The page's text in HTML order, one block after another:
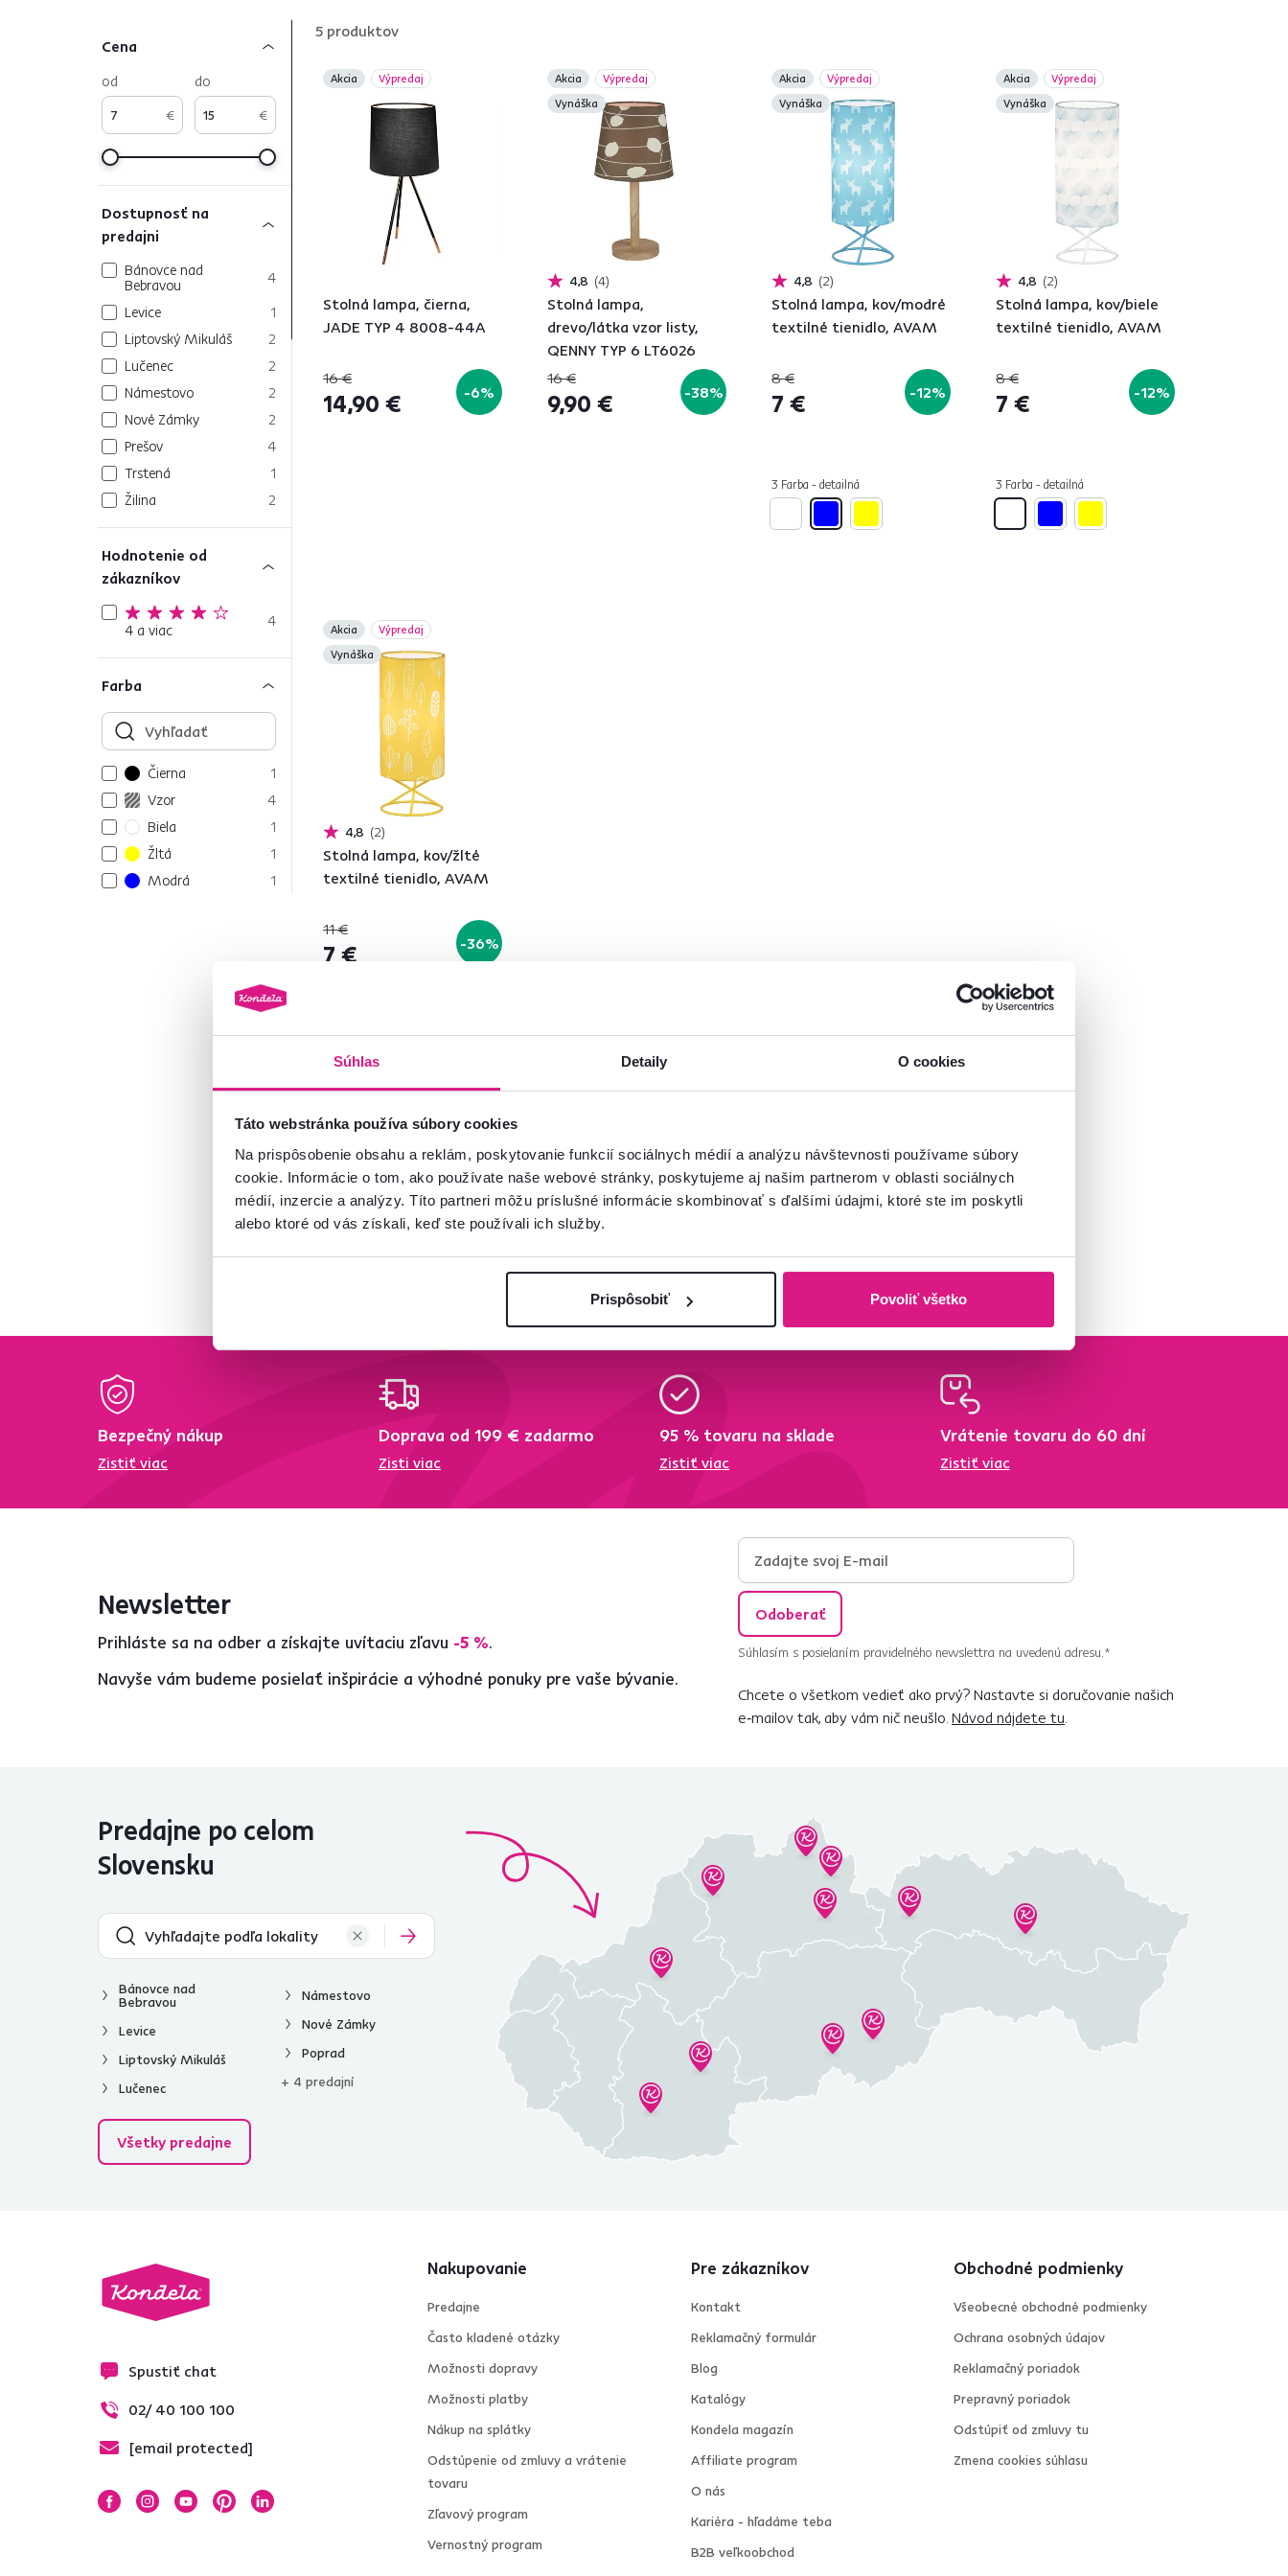
Súhlas Detaily O cookies
Táto webstránka používa súbory cookies
Na prispôsobenie obsahu a reklám, poskytovanie funkcií sociálnych médií a analýzu návštevnosti používame súbory
cookie. Informácie o tom, ako používate naše webové stránky, poskytujeme aj našim partnerom v oblasti sociálnych
médií, inzercie a analýzy. Títo partneri môžu príslušné informácie skombinovať s ďalšími údajmi, ktoré ste im poskytli
alebo ktoré od vás získali, keď ste používali ich služby.
Prispôsobiť Povoliť všetko
Cena
€
od
€
do
Dostupnosť na
predajni
Bánovce nad
Bebravou
4
Levice
1
Liptovský Mikuláš
2
Lučenec
2
Námestovo
2
Nové Zámky
2
Prešov
4
Trstená
1
Žilina
2
Hodnotenie od
zákazníkov
4 a viac 4
Farba
Čierna
1
Vzor
4
Biela
1
Žltá
1
Modrá
1
1
1
Hĺbka (cm)
od
Použitie
Obývacia izba
Detská izba
Jedáleň
Výkon (W)
40W
5 produktov
Akcia Výpredaj
Stolná lampa, čierna,
JADE TYP 4 8008-44A
16 €
14,90 € -6%
Akcia
Výpredaj
Vynáška
4,8 4
Stolná lampa,
drevo/látka vzor listy,
QENNY TYP 6 LT6026
16 €
9,90 € -38%
Akcia
Výpredaj
Vynáška
4,8 2
Stolná lampa, kov/modré
textilné tienidlo, AVAM
8 €
7 € -12%
3 Farba - detailná
Akcia
Výpredaj
Vynáška
4,8 2
Stolná lampa, kov/biele
textilné tienidlo, AVAM
8 €
7 € -12%
3 Farba - detailná
Akcia
Výpredaj
Vynáška
4,8 2
Stolná lampa, kov/žlté
textilné tienidlo, AVAM
11 €
7 € -36%
3 Farba - detailná
Pozreli ste5produktov z5
Bezpečný nákup
Zistiť viac
Doprava od 199 € zadarmo
Zisti viac
95 % tovaru na sklade
Zistiť viac
Vrátenie tovaru do 60 dní
Zistiť viac
Newsletter
Prihláste sa na odber a získajte uvítaciu zľavu -5 %.
Navyše vám budeme posielať inšpirácie a výhodné ponuky pre vaše bývanie.
Odoberať
Súhlasím s posielaním pravidelného newslettra na uvedenú adresu.*
Chcete o všetkom vedieť ako prvý? Nastavte si doručovanie našich
e‑mailov tak, aby vám nič neušlo. Návod nájdete tu
Predajne po celom
Slovensku
Bánovce nad
Bebravou
Levice
Liptovský Mikuláš
Lučenec
Námestovo
Nové Zámky
Poprad
+ 4 predajní
Všetky predajne
Spustiť chat
02/ 40 100 100
[email protected]
Nakupovanie
Predajne
Často kladené otázky
Možnosti dopravy
Možnosti platby
Nákup na splátky
Odstúpenie od zmluvy a vrátenie
tovaru
Zľavový program
Vernostný program
Pre zákazníkov
Kontakt
Reklamačný formulár
Blog
Katalógy
Kondela magazín
Affiliate program
O nás
Kariéra - hľadáme teba
B2B veľkoobchod
Obchodné podmienky
Všeobecné obchodné podmienky
Ochrana osobných údajov
Reklamačný poriadok
Prepravný poriadok
Odstúpiť od zmluvy tu
Zmena cookies súhlasu